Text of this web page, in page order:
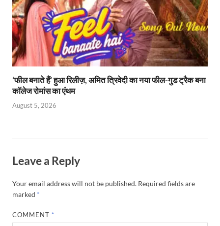
‘फील बनाते हैं’ हुआ रिलीज़, अमित त्रिवेदी का नया फील-गुड ट्रैक बना
कॉलेज रोमांस का एंथम
August 5, 2026
Leave a Reply
Your email address will not be published. Required fields are
marked *
COMMENT *